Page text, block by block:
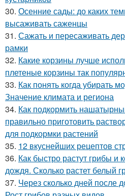
30. Осенние сады: до каких
высаживать саженцы
31. Сажать и пересаживать
рамки
32. Какие корзины лучше
плетеные корзины так
33. Как понять когда убирать
Значение климата и региона
34. Как подкормить
правильно приготовить
для подкормки растений
35. 12 вкуснейших рецептов
36. Как быстро растут грибы и
дождя. Сколько растет белый
37. Через сколько дней после